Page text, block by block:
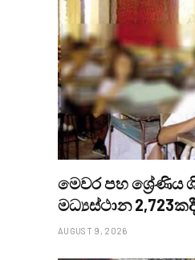
මෙවර පහ ශ්‍රේණිය
මධ්‍යස්ථාන
AUGUST 9, 2026